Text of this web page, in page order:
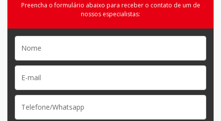
Preencha o formulário abaixo para receber o contato de um de
nossos especialistas: